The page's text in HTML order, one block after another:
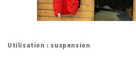
Utilisation : suspension